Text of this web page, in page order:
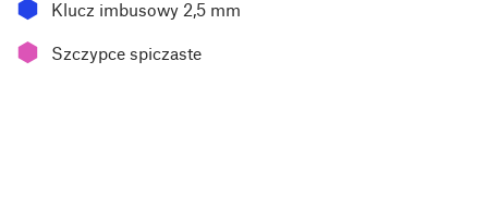
⬢ Klucz imbusowy 2,5 mm
⬢ Szczypce spiczaste